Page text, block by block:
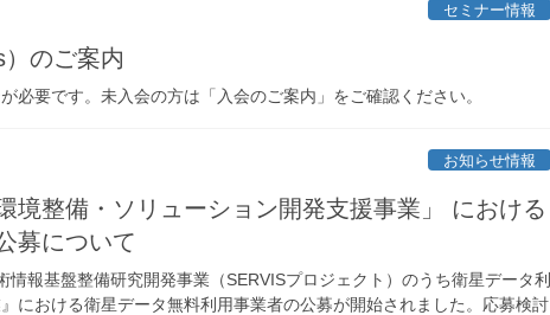
セミナー情報
のご案内
必要です。未入会の方は「入会のご案内」をご確認ください。
お知らせ情報
境整備・ソリューション開発支援事業」 における
募について
報基盤整備研究開発事業（SERVISプロジェクト）のうち衛星データ利
における衛星データ無料利用事業者の公募が開始されました。応募検討